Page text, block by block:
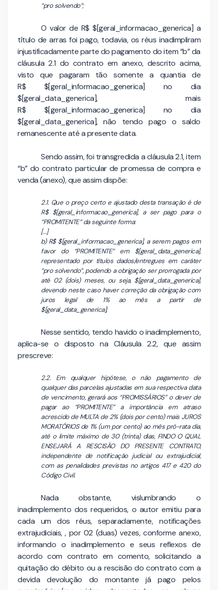
“pro solvendo”;
O valor de R$ $[geral_informacao_generica] a
título de arras foi pago, todavia, os réus inadimpliram
injustificadamente parte do pagamento do item “b” da
cláusula 2.1 do contrato em anexo, descrito acima,
visto que pagaram tão somente a quantia de
R$ $[geral_informacao_generica] no dia
$[geral_data_generica], mais
R$ $[geral_informacao_generica] no dia
$[geral_data_generica], não tendo pago o saldo
remanescente até a presente data.
Sendo assim, foi transgredida a cláusula 2.1, item
“b” do contrato particular de promessa de compra e
venda (anexo), que assim dispõe:
2.1. Que o preço certo e ajustado desta transação é de
R$ $[geral_informacao_generica], a ser pago para o
“PROMITENTE” da seguinte forma:
[...]
b) R$ $[geral_informacao_generica], a serem pagos em
favor do “PROMITENTE” em $[geral_data_generica],
representado por títulos dados/entregues em caráter
“pro solvendo”, podendo a obrigação ser prorrogada por
até 02 (dois) meses, ou seja, $[geral_data_generica],
devendo neste caso haver correção da obrigação com
juros legal de 1% ao mês a partir de
$[geral_data_generica];
Nesse sentido, tendo havido o inadimplemento,
aplica-se o disposto na Cláusula 2.2, que assim
prescreve:
2.2. Em qualquer hipótese, o não pagamento de
qualquer das parcelas ajustadas em sua respectiva data
de vencimento, gerará aos “PROMISSÁRIOS” o dever de
pagar ao “PROMITENTE” a importância em atraso
acrescido de MULTA de 2% (dois por cento) mais JUROS
MORATÓRIOS de 1% (um por cento) ao mês pró-rata dia,
até o limite máximo de 30 (trinta) dias, FINDO O QUAL
ENSEJARÁ A RESCISÃO DO PRESENTE CONTRATO,
independente de notificação judicial ou extrajudicial,
com as penalidades previstas no artigos 417 e 420 do
Código Civil.
Nada obstante, vislumbrando o
inadimplemento dos requeridos, o autor emitiu para
cada um dos réus, separadamente, notificações
extrajudiciais, , por 02 (duas) vezes, conforme anexo,
informando o inadimplemento e seus reflexos de
acordo com contrato em comento, solicitando a
quitação do débito ou a rescisão do contrato com a
devida devolução do montante já pago pelos